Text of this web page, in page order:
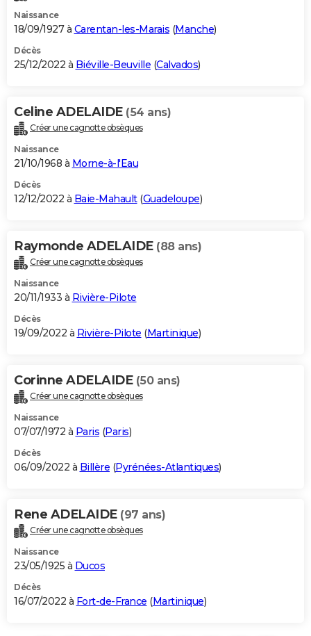
Naissance
18/09/1927 à Carentan-les-Marais (Manche)
Décès
25/12/2022 à Biéville-Beuville (Calvados)
Celine ADELAIDE (54 ans)
Créer une cagnotte obsèques
Naissance
21/10/1968 à Morne-à-l'Eau
Décès
12/12/2022 à Baie-Mahault(Guadeloupe)
Raymonde ADELAIDE (88 ans)
Créer une cagnotte obsèques
Naissance
20/11/1933 à Rivière-Pilote
Décès
19/09/2022 à Rivière-Pilote (Martinique)
Corinne ADELAIDE (50 ans)
Créer une cagnotte obsèques
Naissance
07/07/1972 à Paris (Paris)
Décès
06/09/2022 à Billère (Pyrénées-Atlantiques)
Rene ADELAIDE (97 ans)
Créer une cagnotte obsèques
Naissance
23/05/1925 à Ducos
Décès
16/07/2022 à Fort-de-France (Martinique)